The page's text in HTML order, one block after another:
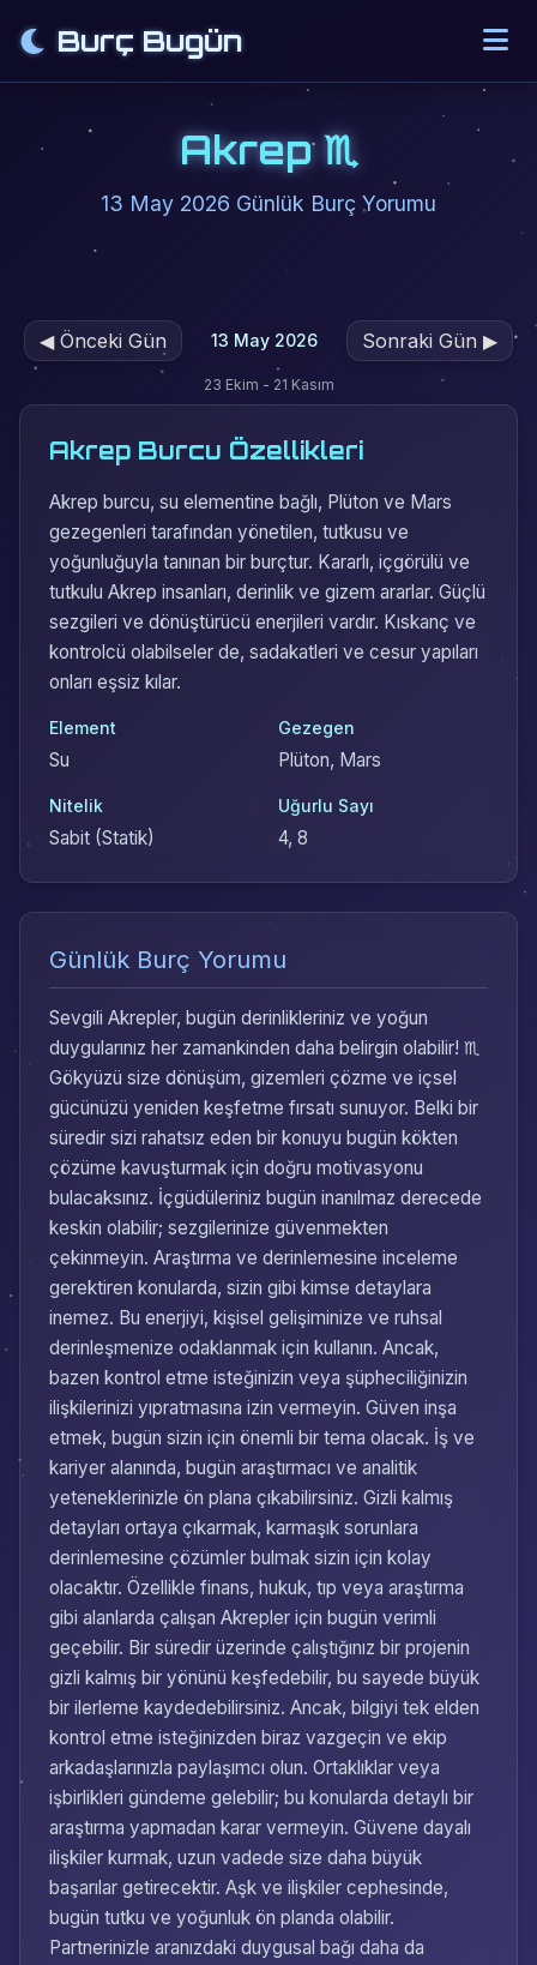
Burç Bugün
Akrep ♏
13 May 2026 Günlük Burç Yorumu
◀Önceki Gün 13 May 2026 Sonraki Gün ▶
23 Ekim - 21 Kasım
Akrep Burcu Özellikleri
Akrep burcu, su elementine bağlı, Plüton ve Mars
gezegenleri tarafından yönetilen, tutkusu ve
yoğunluğuyla tanınan bir burçtur. Kararlı, içgörülü ve
tutkulu Akrep insanları, derinlik ve gizem ararlar. Güçlü
sezgileri ve dönüştürücü enerjileri vardır. Kıskanç ve
kontrolcü olabilseler de, sadakatleri ve cesur yapıları
onları eşsiz kılar.
Element
Su
Gezegen
Plüton, Mars
Nitelik
Sabit (Statik)
Uğurlu Sayı
4, 8
Günlük Burç Yorumu
Sevgili Akrepler, bugün derinlikleriniz ve yoğun
duygularınız her zamankinden daha belirgin olabilir! ♏
Gökyüzü size dönüşüm, gizemleri çözme ve içsel
gücünüzü yeniden keşfetme fırsatı sunuyor. Belki bir
süredir sizi rahatsız eden bir konuyu bugün kökten
çözüme kavuşturmak için doğru motivasyonu
bulacaksınız. İçgüdüleriniz bugün inanılmaz derecede
keskin olabilir; sezgilerinize güvenmekten
çekinmeyin. Araştırma ve derinlemesine inceleme
gerektiren konularda, sizin gibi kimse detaylara
inemez. Bu enerjiyi, kişisel gelişiminize ve ruhsal
derinleşmenize odaklanmak için kullanın. Ancak,
bazen kontrol etme isteğinizin veya şüpheciliğinizin
ilişkilerinizi yıpratmasına izin vermeyin. Güven inşa
etmek, bugün sizin için önemli bir tema olacak. İş ve
kariyer alanında, bugün araştırmacı ve analitik
yeteneklerinizle ön plana çıkabilirsiniz. Gizli kalmış
detayları ortaya çıkarmak, karmaşık sorunlara
derinlemesine çözümler bulmak sizin için kolay
olacaktır. Özellikle finans, hukuk, tıp veya araştırma
gibi alanlarda çalışan Akrepler için bugün verimli
geçebilir. Bir süredir üzerinde çalıştığınız bir projenin
gizli kalmış bir yönünü keşfedebilir, bu sayede büyük
bir ilerleme kaydedebilirsiniz. Ancak, bilgiyi tek elden
kontrol etme isteğinizden biraz vazgeçin ve ekip
arkadaşlarınızla paylaşımcı olun. Ortaklıklar veya
işbirlikleri gündeme gelebilir; bu konularda detaylı bir
araştırma yapmadan karar vermeyin. Güvene dayalı
ilişkiler kurmak, uzun vadede size daha büyük
başarılar getirecektir. Aşk ve ilişkiler cephesinde,
bugün tutku ve yoğunluk ön planda olabilir.
Partnerinizle aranızdaki duygusal bağı daha da